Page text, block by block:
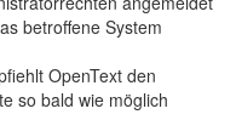
betroffene System
OpenText den
so bald wie möglich